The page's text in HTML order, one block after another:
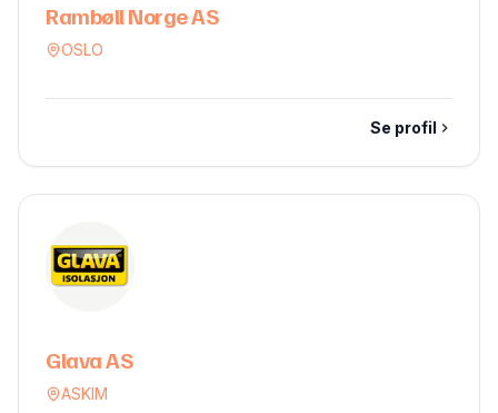
Rambøll Norge AS
OSLO
Se profil
Glava AS
ASKIM